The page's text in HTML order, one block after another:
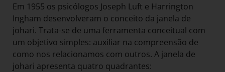
Em 1955 os psicólogos Joseph Luft e Harrington
Ingham desenvolveram o conceito da janela de
johari. Trata-se de uma ferramenta conceitual com
um objetivo simples: auxiliar na compreensão de
como nos relacionamos com outros. A janela de
johari apresenta quatro quadrantes: